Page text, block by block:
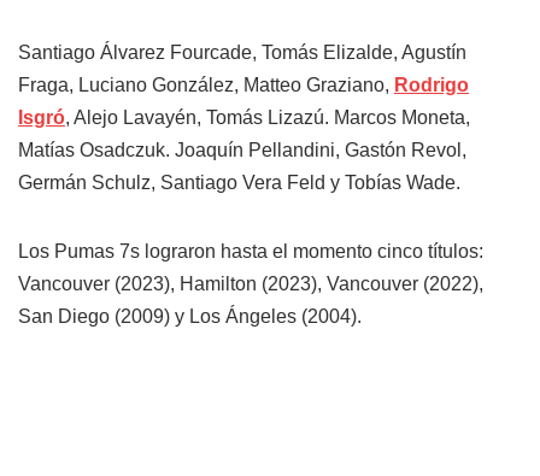
Santiago Álvarez Fourcade, Tomás Elizalde, Agustín
Fraga, Luciano González, Matteo Graziano, Rodrigo
Isgró, Alejo Lavayén, Tomás Lizazú. Marcos Moneta,
Matías Osadczuk. Joaquín Pellandini, Gastón Revol,
Germán Schulz, Santiago Vera Feld y Tobías Wade.
Los Pumas 7s lograron hasta el momento cinco títulos:
Vancouver (2023), Hamilton (2023), Vancouver (2022),
San Diego (2009) y Los Ángeles (2004).